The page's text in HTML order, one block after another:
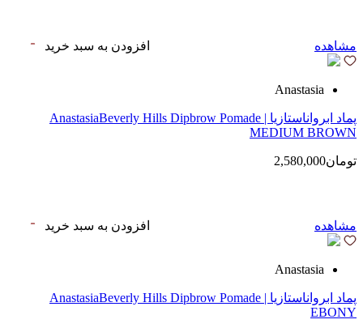
مشاهده افزودن به سبد خرید
Anastasia
پماد ابرواناستازیا | AnastasiaBeverly Hills Dipbrow Pomade
MEDIUM BROWN
تومان2,580,000
مشاهده افزودن به سبد خرید
Anastasia
پماد ابرواناستازیا | AnastasiaBeverly Hills Dipbrow Pomade
EBONY